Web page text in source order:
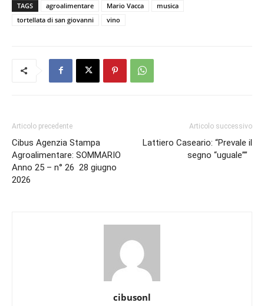
TAGS agroalimentare Mario Vacca
musica
tortellata di san giovanni
vino
Articolo precedente
Cibus Agenzia Stampa
Agroalimentare: SOMMARIO
Anno 25 – n° 26 28 giugno
2026
Articolo successivo
Lattiero Caseario: “Prevale il
segno “uguale””
cibusonl